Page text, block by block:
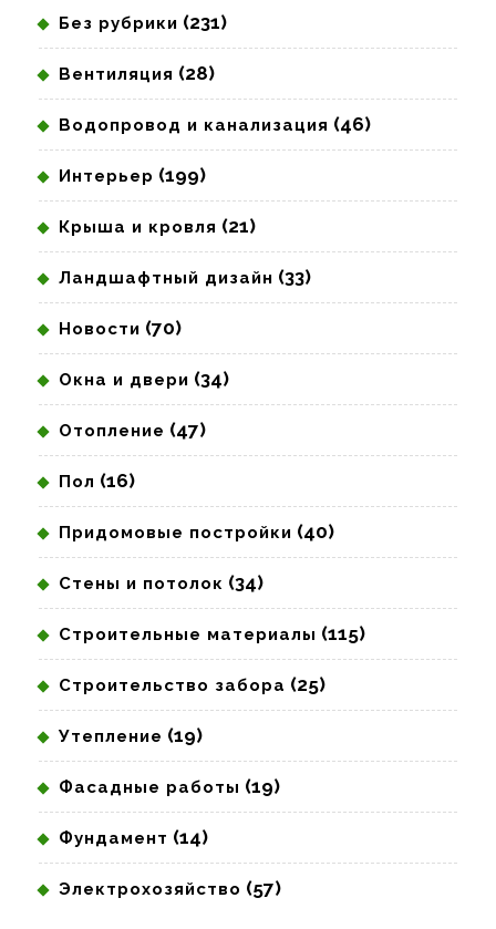
Без рубрики (231)
Вентиляция (28)
Водопровод и канализация (46)
Интерьер (199)
Крыша и кровля (21)
Ландшафтный дизайн (33)
Новости (70)
Окна и двери (34)
Отопление (47)
Пол (16)
Придомовые постройки (40)
Стены и потолок (34)
Строительные материалы (115)
Строительство забора (25)
Утепление (19)
Фасадные работы (19)
Фундамент (14)
Электрохозяйство (57)